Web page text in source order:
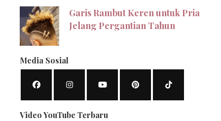
Garis Rambut Keren untuk Pria
Jelang Pergantian Tahun
Media Sosial
Video YouTube Terbaru